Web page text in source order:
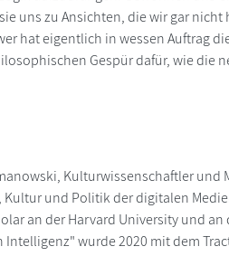
uns zu Ansichten, die wir gar
hat eigentlich in wessen Auftrag
Gespür dafür, wie die
Kulturwissenschaftler und
Kultur und Politik der digitalen
an der Harvard University und
wurde 2020 mit dem